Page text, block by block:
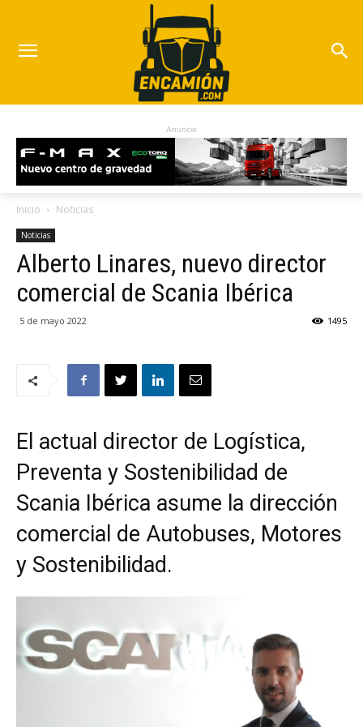
Anuncio
Inicio Noticias
Noticias
Alberto Linares, nuevo director
comercial de Scania Ibérica
5 de mayo 2022 1495
El actual director de Logística,
Preventa y Sostenibilidad de
Scania Ibérica asume la dirección
comercial de Autobuses, Motores
y Sostenibilidad.